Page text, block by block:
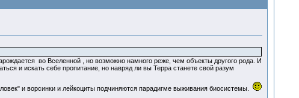
во Вселенной , но возможно намного реже, чем объекты другого рода. И
и искать себе пропитание, но навряд ли вы Терра станете свой разум
и ворсинки и лейкоциты подчиняются парадигме выживания биосистемы.